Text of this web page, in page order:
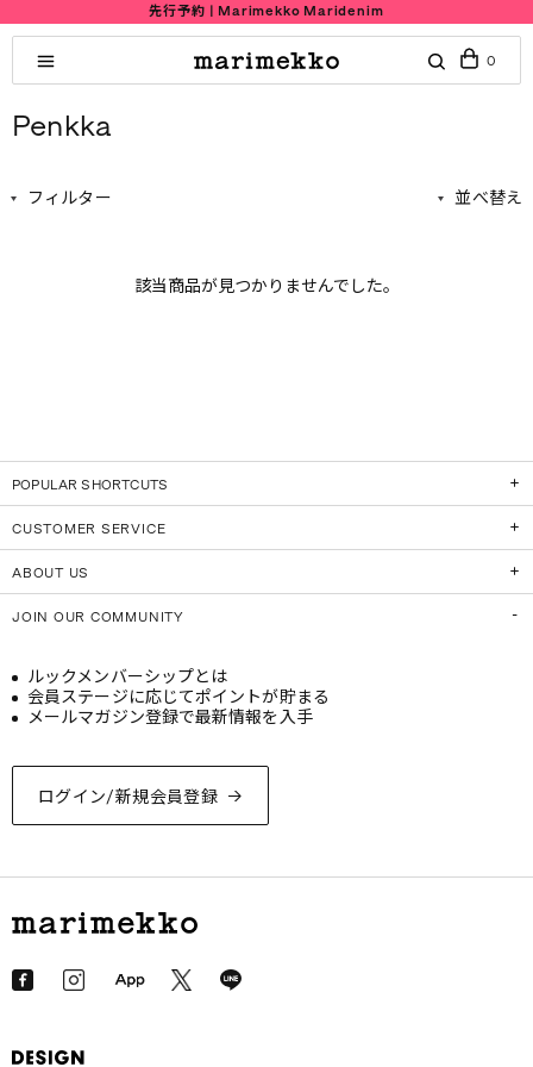
先行予約 | Marimekko Maridenim
0
Penkka
フィルター 並べ替え
該当商品が見つかりませんでした。
POPULAR SHORTCUTS
CUSTOMER SERVICE
ABOUT US
JOIN OUR COMMUNITY
ログイン/新規会員登録
ルックメンバーシップとは
会員ステージに応じてポイントが貯まる
メールマガジン登録で最新情報を入手